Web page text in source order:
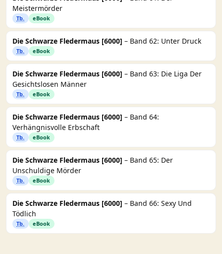
Meistermörder
Tb. eBook
Die Schwarze Fledermaus [6000] – Band 62: Unter Druck
Tb. eBook
Die Schwarze Fledermaus [6000] – Band 63: Die Liga Der
Gesichtslosen Männer
Tb. eBook
Die Schwarze Fledermaus [6000] – Band 64:
Verhängnisvolle Erbschaft
Tb. eBook
Die Schwarze Fledermaus [6000] – Band 65: Der
Unschuldige Mörder
Tb. eBook
Die Schwarze Fledermaus [6000] – Band 66: Sexy Und
Tödlich
Tb. eBook